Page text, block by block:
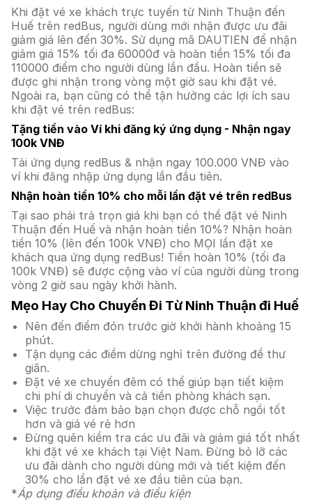
Khi đặt vé xe khách trực tuyến từ Ninh Thuận đến
Huế trên redBus, người dùng mới nhận được ưu đãi
giảm giá lên đến 30%. Sử dụng mã DAUTIEN để nhận
giảm giá 15% tối đa 60000đ và hoàn tiền 15% tối đa
110000 điểm cho người dùng lần đầu. Hoàn tiền sẽ
được ghi nhận trong vòng một giờ sau khi đặt vé.
Ngoài ra, bạn cũng có thể tận hưởng các lợi ích sau
khi đặt vé trên redBus:
Tặng tiền vào Ví khi đăng ký ứng dụng - Nhận ngay
100k VNĐ
Tải ứng dụng redBus & nhận ngay 100.000 VNĐ vào
ví khi đăng nhập ứng dụng lần đầu tiên.
Nhận hoàn tiền 10% cho mỗi lần đặt vé trên redBus
Tại sao phải trả trọn giá khi bạn có thể đặt vé Ninh
Thuận đến Huế và nhận hoàn tiền 10%? Nhận hoàn
tiền 10% (lên đến 100k VNĐ) cho MỌI lần đặt xe
khách qua ứng dụng redBus! Tiền hoàn 10% (tối đa
100k VNĐ) sẽ được cộng vào ví của người dùng trong
vòng 2 giờ sau ngày khởi hành.
Mẹo Hay Cho Chuyến Đi Từ Ninh Thuận đi Huế
Nên đến điểm đón trước giờ khởi hành khoảng 15
phút.
Tận dụng các điểm dừng nghỉ trên đường để thư
giãn.
Đặt vé xe chuyến đêm có thể giúp bạn tiết kiệm
chi phí di chuyển và cả tiền phòng khách sạn.
Việc trước đảm bảo bạn chọn được chỗ ngồi tốt
hơn và giá vé rẻ hơn
Đừng quên kiểm tra các ưu đãi và giảm giá tốt nhất
khi đặt vé xe khách tại Việt Nam. Đừng bỏ lỡ các
ưu đãi dành cho người dùng mới và tiết kiệm đến
30% cho lần đặt vé xe đầu tiên của bạn.
*Áp dụng điều khoản và điều kiện